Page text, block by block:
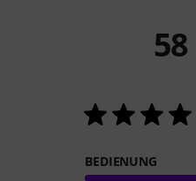
58
BEDIENUNG